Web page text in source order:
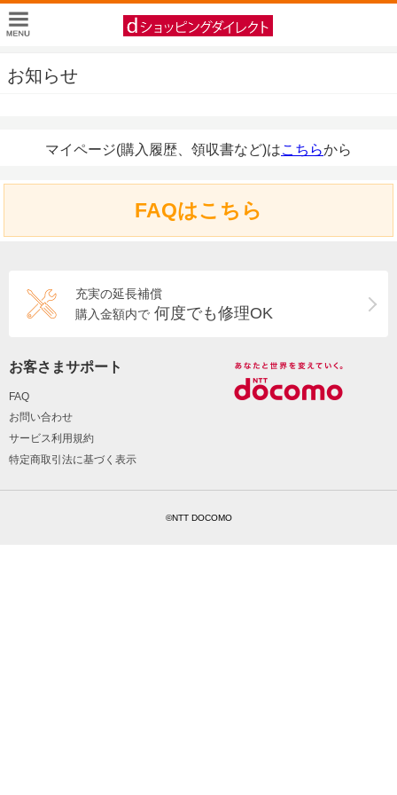
お知らせ
マイページ(購入履歴、領収書など)はこちらから
FAQはこちら
充実の延長補償
購入金額内で 何度でも修理OK
お客さまサポート
FAQ
お問い合わせ
サービス利用規約
特定商取引法に基づく表示
©NTT DOCOMO